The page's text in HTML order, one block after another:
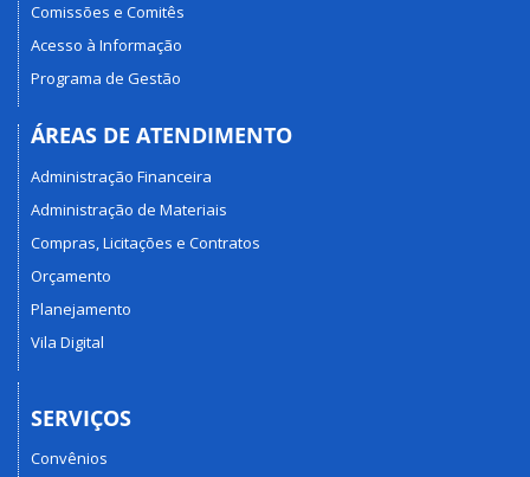
Comissões e Comitês
Acesso à Informação
Programa de Gestão
ÁREAS DE ATENDIMENTO
Administração Financeira
Administração de Materiais
Compras, Licitações e Contratos
Orçamento
Planejamento
Vila Digital
SERVIÇOS
Convênios